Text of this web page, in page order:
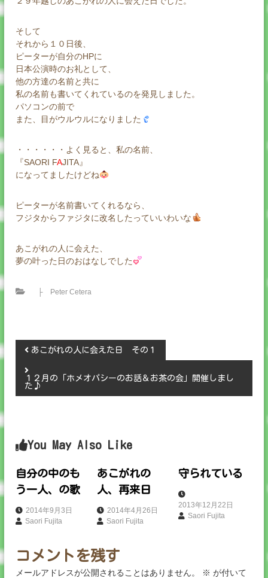
そして
それから１０日後、
ピーターが自分のHPに
日本公演時のお礼として、
他の方達の名前と共に
私の名前も書いてくれているのを発見しました。
パソコンの前で
また、目がウルウルになりました
・・・・・・よく見ると、私の名前、
『SAORI FAJITA』
になってましたけどね
ピーターが名前書いてくれるなら、
フジタからファジタに改名したっていいわいな
あこがれの人に会えた、
夢の叶った日のおはなしでした
├ Peter Cetera
投
稿
ー
シ
ン
あこがれの人に会えた日 その１
１２月の「ホメオパシーのお話＆お茶の会」開催しまし
た♪
You May Also Like
自分の中のも
う一人、の歌
2014年9月3日
Saori Fujita
あこがれの
人、再来日
2014年4月26日
Saori Fujita
守られている
2013年12月22日
Saori Fujita
コメントを残す
メールアドレスが公開されることはありません。 ※ が付いて